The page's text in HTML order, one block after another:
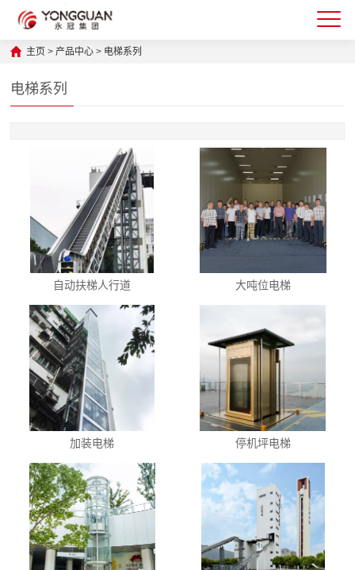
主页 >产品中心 > 电梯系列
电梯系列
自动扶梯人行道 大吨位电梯
加装电梯 停机坪电梯